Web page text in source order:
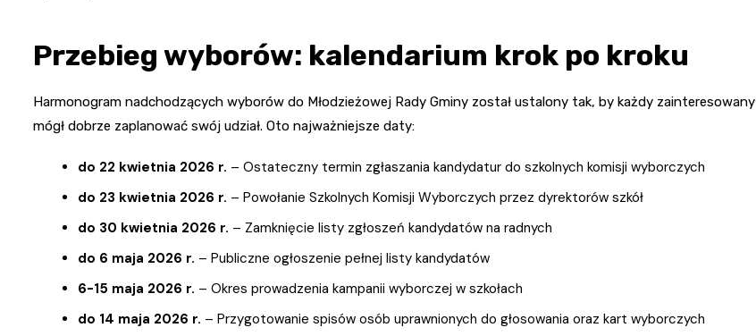
Przebieg wyborów: kalendarium krok po kroku
Harmonogram nadchodzących wyborów do Młodzieżowej Rady Gminy został ustalony tak, by każdy zainteresowany
mógł dobrze zaplanować swój udział. Oto najważniejsze daty:
do 22 kwietnia 2026 r. – Ostateczny termin zgłaszania kandydatur do szkolnych komisji wyborczych
do 23 kwietnia 2026 r. – Powołanie Szkolnych Komisji Wyborczych przez dyrektorów szkół
do 30 kwietnia 2026 r. – Zamknięcie listy zgłoszeń kandydatów na radnych
do 6 maja 2026 r. – Publiczne ogłoszenie pełnej listy kandydatów
6-15 maja 2026 r. – Okres prowadzenia kampanii wyborczej w szkołach
do 14 maja 2026 r. – Przygotowanie spisów osób uprawnionych do głosowania oraz kart wyborczych